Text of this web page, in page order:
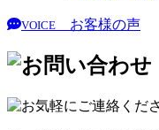
VOICE お客様の声